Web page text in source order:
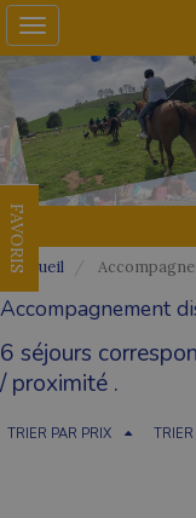
Toggle
navigation
FAVORIS
Accueil
Accompagnement
6 séjours
/ proximité .
TRIER PAR PRIX